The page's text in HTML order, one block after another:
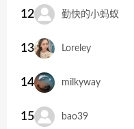
12 勤快的小蚂蚁
13 Loreley
14 milkyway
15 bao39